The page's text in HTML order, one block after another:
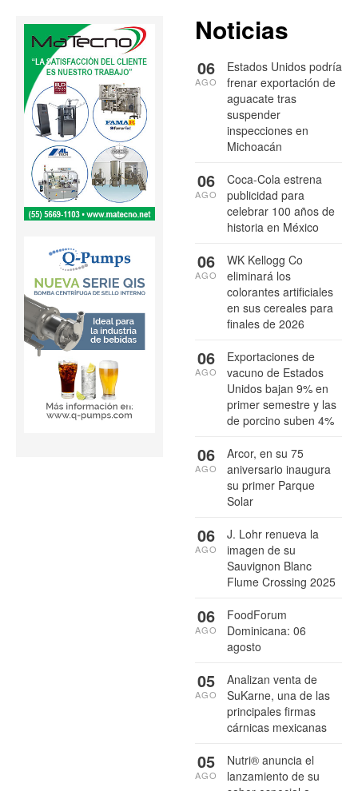
Noticias
Estados Unidos podría
frenar exportación de
aguacate tras
suspender
inspecciones en
Michoacán
06
AGO
Coca-Cola estrena
publicidad para
celebrar 100 años de
historia en México
06
AGO
WK Kellogg Co
eliminará los
colorantes artificiales
en sus cereales para
finales de 2026
06
AGO
Exportaciones de
vacuno de Estados
Unidos bajan 9% en
primer semestre y las
de porcino suben 4%
06
AGO
Arcor, en su 75
aniversario inaugura
su primer Parque
Solar
06
AGO
J. Lohr renueva la
imagen de su
Sauvignon Blanc
Flume Crossing 2025
06
AGO
FoodForum
Dominicana: 06
agosto
06
AGO
Analizan venta de
SuKarne, una de las
principales firmas
cárnicas mexicanas
05
AGO
Nutri® anuncia el
lanzamiento de su
05
AGO